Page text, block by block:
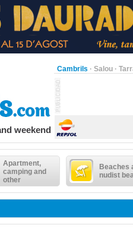
Cambrils · Salou ·
weekend
Apartment,
camping and
other
Beaches
nudist